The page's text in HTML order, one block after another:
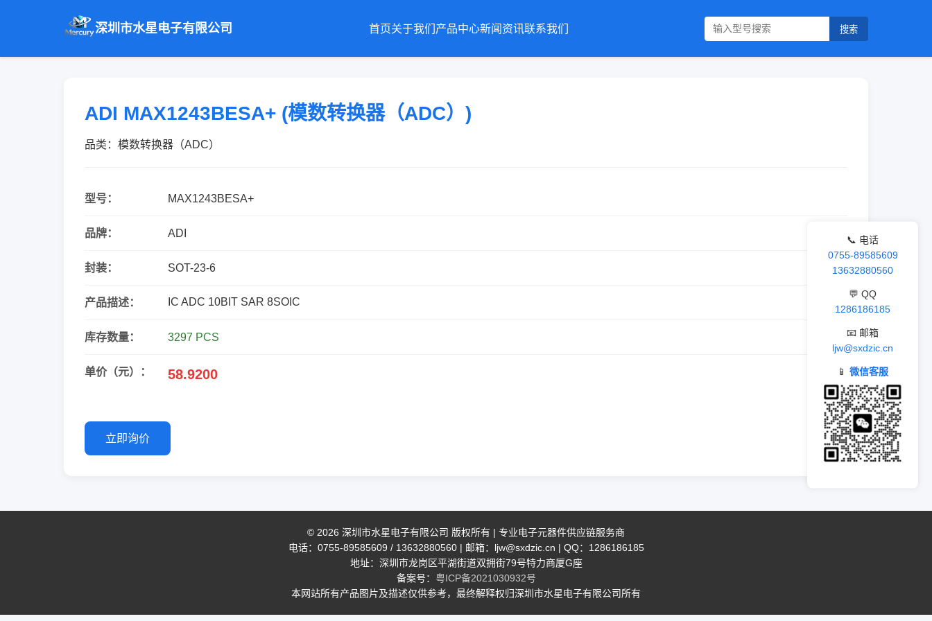
深圳市水星电子有限公司 首页关于我们 产品中心新闻资讯联系我们 搜索
ADI MAX1243BESA+ (模数转换器（ADC）)
品类：模数转换器（ADC）
型号： MAX1243BESA+
品牌： ADI
封装： SOT-23-6
产品描述： IC ADC 10BIT SAR 8SOIC
库存数量： 3297 PCS
单价（元）： 58.9200
立即询价
📞 电话
0755-89585609
13632880560
💬 QQ
1286186185
📧 邮箱
ljw@sxdzic.cn
📱 微信客服
© 2026 深圳市水星电子有限公司 版权所有 | 专业电子元器件供应链服务商
电话：0755-89585609 / 13632880560 | 邮箱：ljw@sxdzic.cn | QQ：1286186185
地址：深圳市龙岗区平湖街道双拥街79号特力商厦G座
备案号： 粤ICP备2021030932号
本网站所有产品图片及描述仅供参考，最终解释权归深圳市水星电子有限公司所有